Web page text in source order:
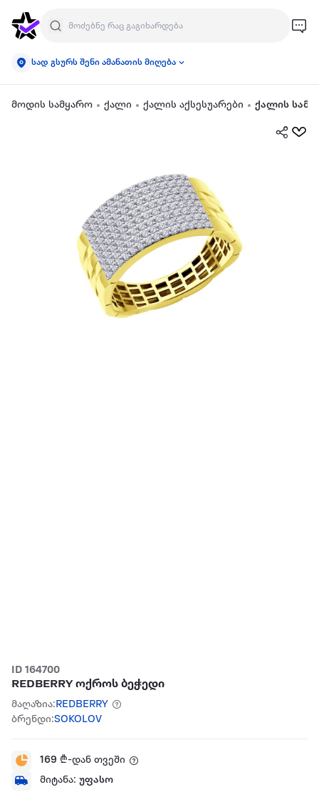
სად გსურს შენი ამანათის მიღება
მოდის სამყარო ქალი ქალის აქსესუარები ქალის
ID 164700
REDBERRY ოქროს ბეჭედი
მაღაზია: REDBERRY
ბრენდი:SOKOLOV
169 ₾-დან თვეში
მიტანა: უფასო